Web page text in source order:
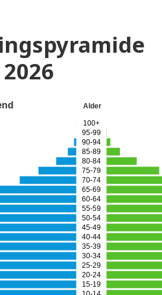
2026
Alder
15-19
20-24
25-29
30-34
35-39
40-44
45-49
50-54
55-59
60-64
65-69
70-74
75-79
80-84
85-89
90-94
95-99
100+